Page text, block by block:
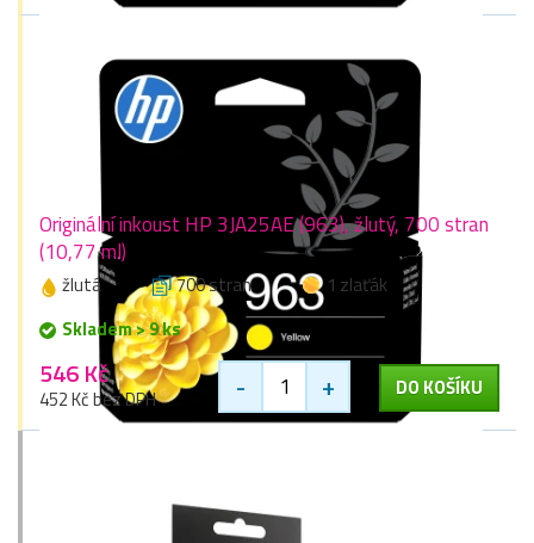
Originální inkoust HP 3JA25AE (963), žlutý, 700 stran
(10,77 ml)
žlutá 700 stran
1 zlaťák
Skladem > 9 ks
546 Kč
452 Kč bez DPH - + DO KOŠÍKU